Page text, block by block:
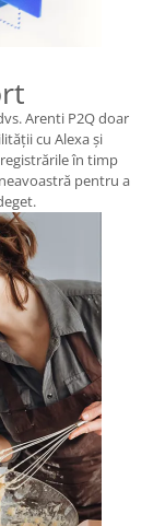
Arenti P2Q doar
cu Alexa și
în timp
pentru a